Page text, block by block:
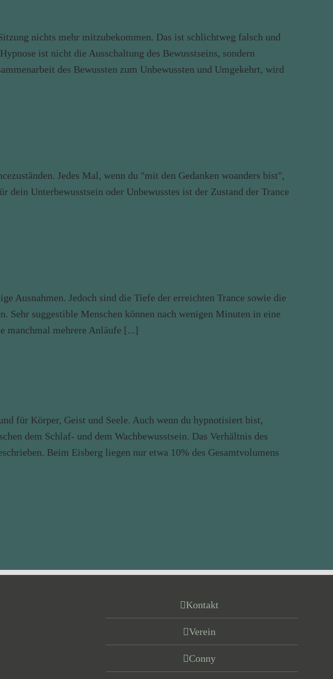
nichts mehr mitzubekommen. Das ist schlichtweg falsch und
ist nicht die Ausschaltung des Bewusstseins, sondern
des Bewussten zum Unbewussten und Umgekehrt, wird
Jedes Mal, wenn du "mit den Gedanken woanders bist",
dein Unterbewusstsein oder Unbewusstes ist der Zustand der Trance
Ausnahmen. Jedoch sind die Tiefe der erreichten Trance sowie die
suggestible Menschen können nach wenigen Minuten in eine
manchmal mehrere Anläufe [...]
für Körper, Geist und Seele. Auch wenn du hypnotisiert bist,
dem Schlaf- und dem Wachbewusstsein. Das Verhältnis des
Beim Eisberg liegen nur etwa 10% des Gesamtvolumens
Kontakt
Verein
Conny